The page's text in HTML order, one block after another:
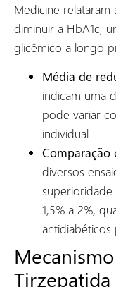
Medicine
diminuir a HbA1c,
glicêmico a longo
Média de
indicam uma
pode variar
individual.
Comparação
diversos
1,5% a 2%,
Tirzepatida